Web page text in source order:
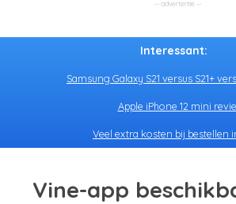
Interessant:
Samsung Galaxy S21 versus S21+
Apple iPhone 12 mini
Veel extra kosten bij bestellen
Vine-app